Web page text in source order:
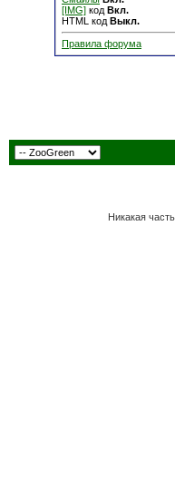
[IMG] код Вкл.
HTML код Выкл.
Правила форума
Никакая